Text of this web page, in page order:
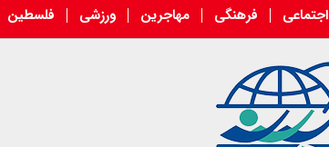
اجتماعی فرهنگی مهاجرین ورزشی فلسطین